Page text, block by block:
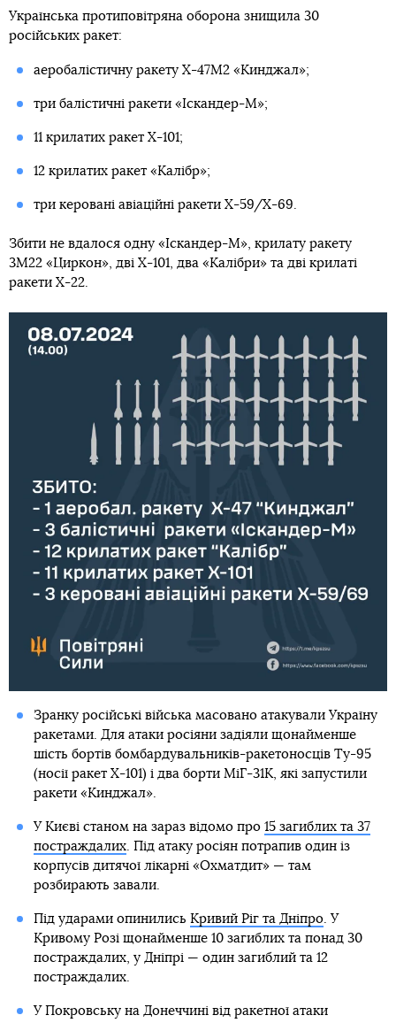
Українська протиповітряна оборона знищила 30
російських ракет:
аеробалістичну ракету Х-47М2 «Кинджал»;
три балістичні ракети «Іскандер-М»;
11 крилатих ракет Х-101;
12 крилатих ракет «Калібр»;
три керовані авіаційні ракети Х-59/Х-69.
Збити не вдалося одну «Іскандер-М», крилату ракету
3М22 «Циркон», дві Х-101, два «Калібри» та дві крилаті
ракети Х-22.
Зранку російські війська масовано атакували Україну
ракетами. Для атаки росіяни задіяли щонайменше
шість бортів бомбардувальників-ракетоносців Ту-95
(носії ракет Х-101) і два борти МіГ-31К, які запустили
ракети «Кинджал».
У Києві станом на зараз відомо про 15 загиблих та 37
постраждалих. Під атаку росіян потрапив один із
корпусів дитячої лікарні «Охматдит» — там
розбирають завали.
Під ударами опинились Кривий Ріг та Дніпро. У
Кривому Розі щонайменше 10 загиблих та понад 30
постраждалих, у Дніпрі — один загиблий та 12
постраждалих.
У Покровську на Донеччині від ракетної атаки